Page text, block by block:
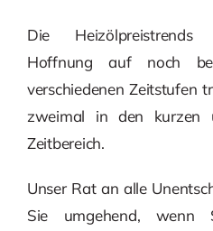
Die Heizölpreistrends
Hoffnung auf noch
verschiedenen Zeitstufen
zweimal in den kurzen
Zeitbereich.
Unser Rat an alle
Sie umgehend, wenn